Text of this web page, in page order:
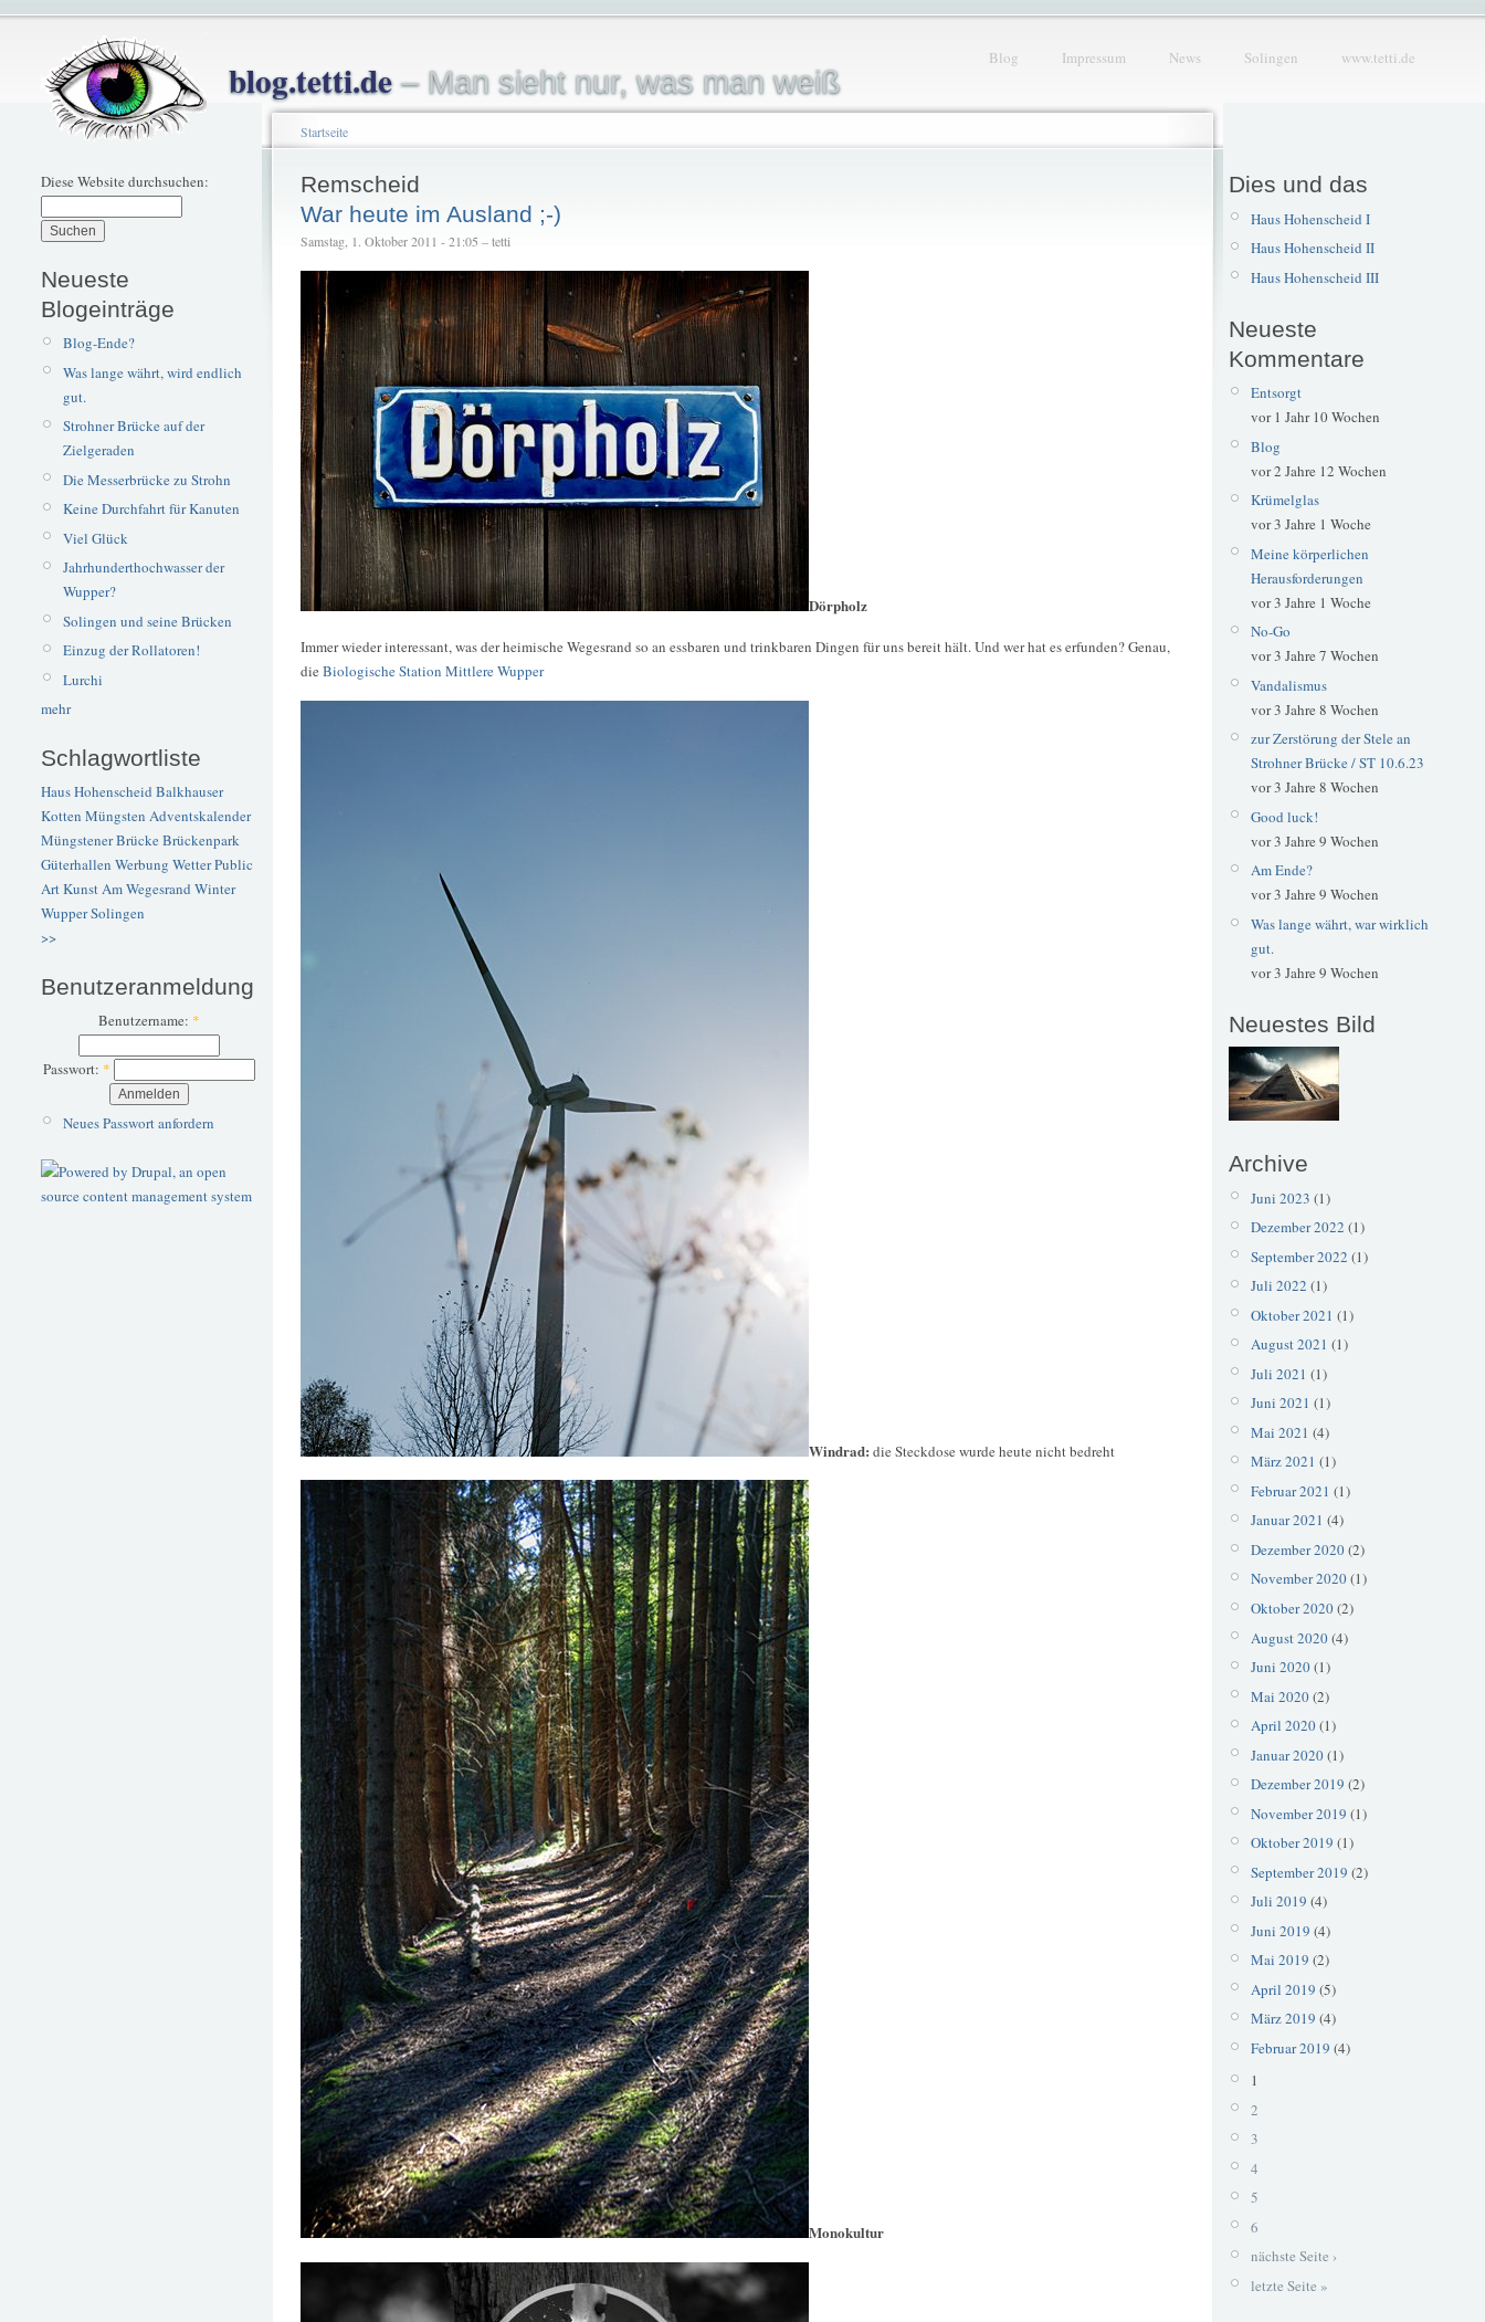
blog.tetti.de– Man sieht nur, was man weiß
Blog Impressum News Solingen www.tetti.de
Diese Website durchsuchen:
Neueste
Blogeinträge
Blog-Ende?
Was lange währt, wird endlich
gut.
Strohner Brücke auf der
Zielgeraden
Die Messerbrücke zu Strohn
Keine Durchfahrt für Kanuten
Viel Glück
Jahrhunderthochwasser der
Wupper?
Solingen und seine Brücken
Einzug der Rollatoren!
Lurchi
mehr
Schlagwortliste
Haus Hohenscheid Balkhauser
Kotten Müngsten Adventskalender
Müngstener BrückeBrückenpark
Güterhallen Werbung WetterPublic
ArtKunstAm Wegesrand Winter
WupperSolingen
>>
Benutzeranmeldung
Benutzername: *
Passwort: *
Neues Passwort anfordern
Startseite
Remscheid
War heute im Ausland ;-)
Samstag, 1. Oktober 2011 - 21:05 – tetti
Dörpholz
Immer wieder interessant, was der heimische Wegesrand so an essbaren und trinkbaren Dingen für uns bereit hält. Und wer hat es erfunden? Genau,
die Biologische Station Mittlere Wupper
Windrad: die Steckdose wurde heute nicht bedreht
Monokultur
Dies und das
Haus Hohenscheid I
Haus Hohenscheid II
Haus Hohenscheid III
Neueste
Kommentare
Entsorgt
vor 1 Jahr 10 Wochen
Blog
vor 2 Jahre 12 Wochen
Krümelglas
vor 3 Jahre 1 Woche
Meine körperlichen
Herausforderungen
vor 3 Jahre 1 Woche
No-Go
vor 3 Jahre 7 Wochen
Vandalismus
vor 3 Jahre 8 Wochen
zur Zerstörung der Stele an
Strohner Brücke / ST 10.6.23
vor 3 Jahre 8 Wochen
Good luck!
vor 3 Jahre 9 Wochen
Am Ende?
vor 3 Jahre 9 Wochen
Was lange währt, war wirklich
gut.
vor 3 Jahre 9 Wochen
Neuestes Bild
Archive
Juni 2023 (1)
Dezember 2022 (1)
September 2022 (1)
Juli 2022 (1)
Oktober 2021 (1)
August 2021 (1)
Juli 2021 (1)
Juni 2021 (1)
Mai 2021 (4)
März 2021 (1)
Februar 2021 (1)
Januar 2021 (4)
Dezember 2020(2)
November 2020(1)
Oktober 2020(2)
August 2020(4)
Juni 2020(1)
Mai 2020(2)
April 2020(1)
Januar 2020(1)
Dezember 2019 (2)
November 2019 (1)
Oktober 2019 (1)
September 2019 (2)
Juli 2019 (4)
Juni 2019 (4)
Mai 2019 (2)
April 2019 (5)
März 2019 (4)
Februar 2019 (4)
1
2
3
4
5
6
nächste Seite ›
letzte Seite »